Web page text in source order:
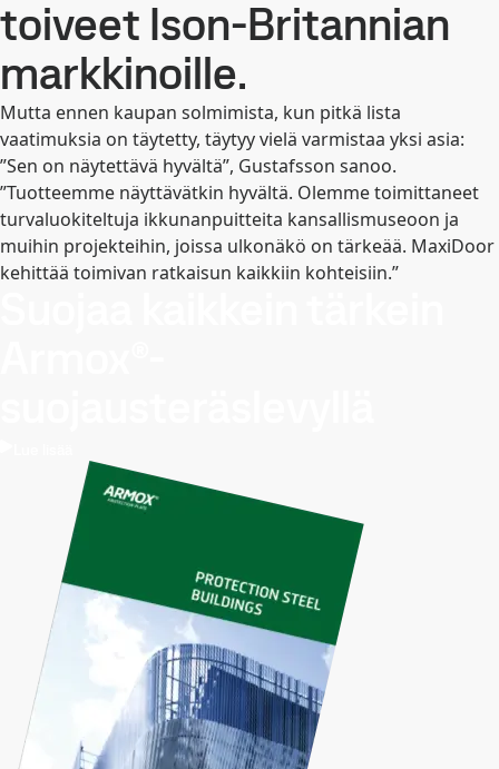
toiveet Ison-Britannian
markkinoille.
Mutta ennen kaupan solmimista, kun pitkä lista
vaatimuksia on täytetty, täytyy vielä varmistaa yksi asia:
”Sen on näytettävä hyvältä”, Gustafsson sanoo.
”Tuotteemme näyttävätkin hyvältä. Olemme toimittaneet
turvaluokiteltuja ikkunanpuitteita kansallismuseoon ja
muihin projekteihin, joissa ulkonäkö on tärkeää. MaxiDoor
kehittää toimivan ratkaisun kaikkiin kohteisiin.”